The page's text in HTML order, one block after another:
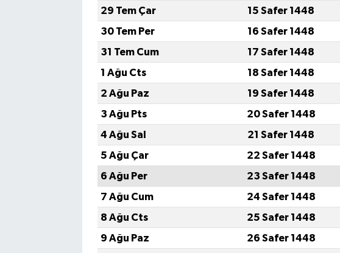
29 Tem Çar
15 Safer 1448
30 Tem Per
16 Safer 1448
31 Tem Cum
17 Safer 1448
1 Ağu Cts
18 Safer 1448
2 Ağu Paz
19 Safer 1448
3 Ağu Pts
20 Safer 1448
4 Ağu Sal
21 Safer 1448
5 Ağu Çar
22 Safer 1448
6 Ağu Per
23 Safer 1448
7 Ağu Cum
24 Safer 1448
8 Ağu Cts
25 Safer 1448
9 Ağu Paz
26 Safer 1448